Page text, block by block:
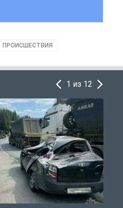
ПРОИСШЕСТВИЯ
1 из 12